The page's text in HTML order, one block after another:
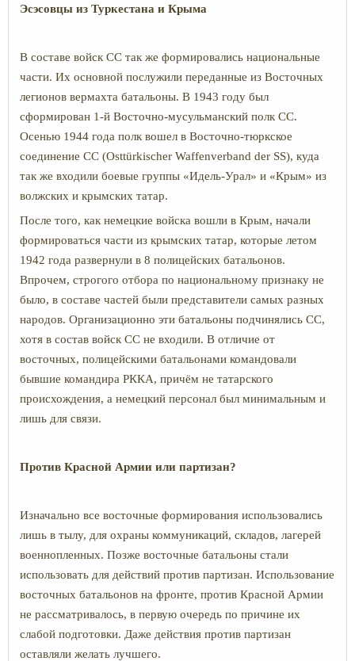
Эсэсовцы из Туркестана и Крыма
В составе войск СС так же формировались национальные
части. Их основной послужили переданные из Восточных
легионов вермахта батальоны. В 1943 году был
сформирован 1-й Восточно-мусульманский полк СС.
Осенью 1944 года полк вошел в Восточно-тюркское
соединение СС (Osttürkischer Waffenverband der SS), куда
так же входили боевые группы «Идель-Урал» и «Крым» из
волжских и крымских татар.
После того, как немецкие войска вошли в Крым, начали
формироваться части из крымских татар, которые летом
1942 года развернули в 8 полицейских батальонов.
Впрочем, строгого отбора по национальному признаку не
было, в составе частей были представители самых разных
народов. Организационно эти батальоны подчинялись СС,
хотя в состав войск СС не входили. В отличие от
восточных, полицейскими батальонами командовали
бывшие командира РККА, причём не татарского
происхождения, а немецкий персонал был минимальным и
лишь для связи.
Против Красной Армии или партизан?
Изначально все восточные формирования использовались
лишь в тылу, для охраны коммуникаций, складов, лагерей
военнопленных. Позже восточные батальоны стали
использовать для действий против партизан. Использование
восточных батальонов на фронте, против Красной Армии
не рассматривалось, в первую очередь по причине их
слабой подготовки. Даже действия против партизан
оставляли желать лучшего.